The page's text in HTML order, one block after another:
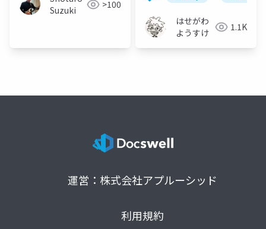
Suzuki
>100
はせがわ
ようすけ
1.1K
運営：株式会社アプルーシッド
利用規約